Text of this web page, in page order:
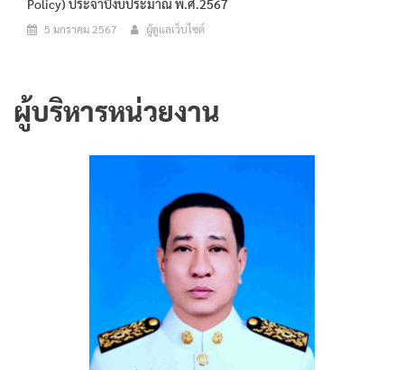
Policy) ประจำปีงบประมาณ พ.ศ.2567
5 มกราคม 2567 ผู้ดูแลเว็บไซต์
ผู้บริหารหน่วยงาน